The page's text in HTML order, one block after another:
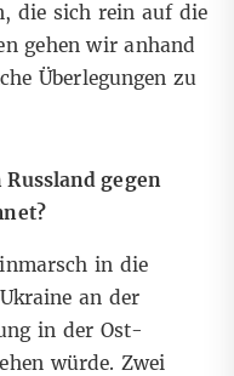
die sich rein auf die
gehen wir anhand
Überlegungen zu
gegen
in die
an der
in der Ost-
würde. Zwei